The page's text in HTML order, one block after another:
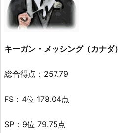
キーガン・メッシング（カナダ）
総合得点：257.79
FS：4位 178.04点
SP：9位 79.75点